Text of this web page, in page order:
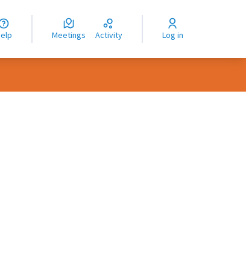
Help Meetings Activity Log in